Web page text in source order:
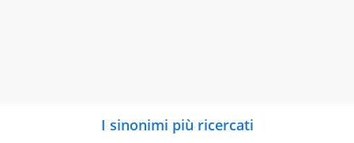
I sinonimi più ricercati